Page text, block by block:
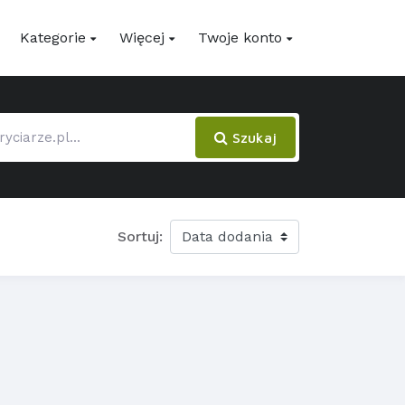
Kategorie Więcej Twoje konto
Szukaj
Sortuj: